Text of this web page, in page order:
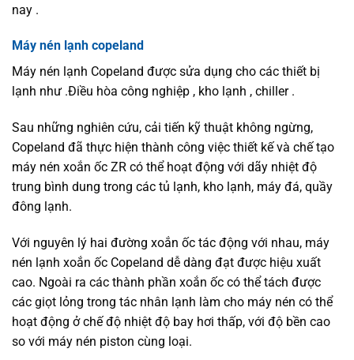
nay .
Máy nén lạnh copeland
Máy nén lạnh Copeland được sửa dụng cho các thiết bị
lạnh như .Điều hòa công nghiệp , kho lạnh , chiller .
Sau những nghiên cứu, cải tiến kỹ thuật không ngừng,
Copeland đã thực hiện thành công việc thiết kế và chế tạo
máy nén xoắn ốc ZR có thể hoạt động với dãy nhiệt độ
trung bình dung trong các tủ lạnh, kho lạnh, máy đá, quầy
đông lạnh.
Với nguyên lý hai đường xoắn ốc tác động với nhau, máy
nén lạnh xoắn ốc Copeland dễ dàng đạt được hiệu xuất
cao. Ngoài ra các thành phần xoắn ốc có thể tách được
các giọt lỏng trong tác nhân lạnh làm cho máy nén có thể
hoạt động ở chế độ nhiệt độ bay hơi thấp, với độ bền cao
so với máy nén piston cùng loại.